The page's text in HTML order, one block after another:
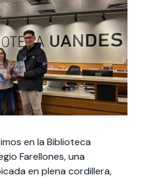
Facultades
y Donaciones
campus
Noticias
estudiantiles
en la Biblioteca
Farellones, una
en plena cordillera,